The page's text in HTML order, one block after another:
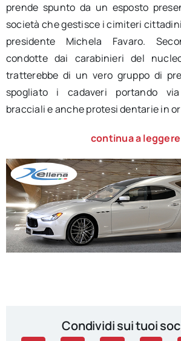
prende spunto da un esposto
società che gestisce i cimiteri
presidente Michela Favaro.
condotte dai carabinieri del
tratterebbe di un vero gruppo di
spogliato i cadaveri portando
bracciali e anche protesi dentarie in
continua a leggere
Condividi sui tuoi